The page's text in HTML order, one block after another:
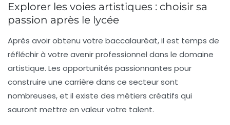
Explorer les voies artistiques : choisir sa
passion après le lycée
Après avoir obtenu votre baccalauréat, il est temps de
réfléchir à votre avenir professionnel dans le domaine
artistique. Les opportunités passionnantes pour
construire une carrière dans ce secteur sont
nombreuses, et il existe des métiers créatifs qui
sauront mettre en valeur votre talent.